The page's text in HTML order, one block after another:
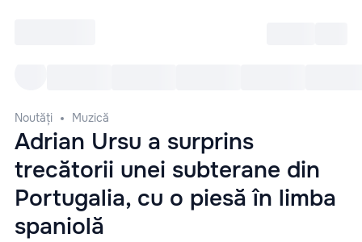
Noutăți Muzică
Adrian Ursu a surprins
trecătorii unei subterane din
Portugalia, cu o piesă în limba
spaniolă